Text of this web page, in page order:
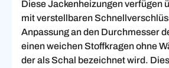
Diese Jackenheizungen verfügen
mit verstellbaren
Anpassung an den Durchmesser
einen weichen Stoffkragen ohne
der als Schal bezeichnet wird.